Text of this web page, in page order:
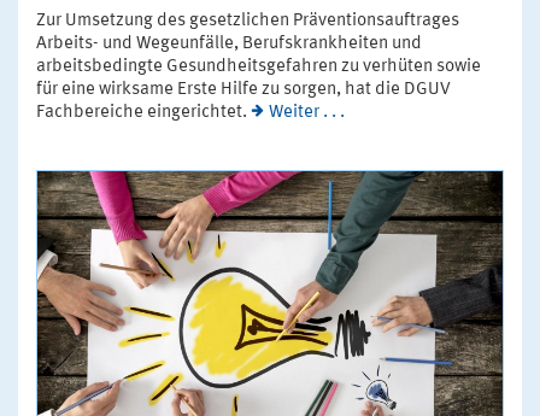
Zur Umsetzung des gesetzlichen Präventionsauftrages
Arbeits- und Wegeunfälle, Berufskrankheiten und
arbeitsbedingte Gesundheitsgefahren zu verhüten sowie
für eine wirksame Erste Hilfe zu sorgen, hat die DGUV
Fachbereiche eingerichtet.
Weiter . . .